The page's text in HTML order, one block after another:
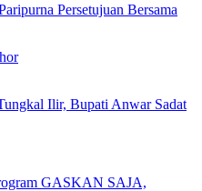
Persetujuan Bersama
Ilir, Bupati Anwar Sadat
GASKAN SAJA,